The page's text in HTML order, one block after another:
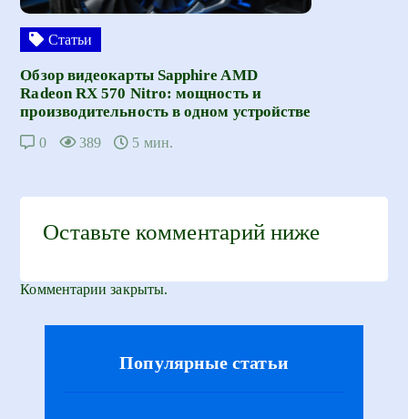
Статьи
Обзор видеокарты Sapphire AMD
Radeon RX 570 Nitro: мощность и
производительность в одном устройстве
0 389 5 мин.
Оставьте комментарий ниже
Комментарии закрыты.
Популярные статьи